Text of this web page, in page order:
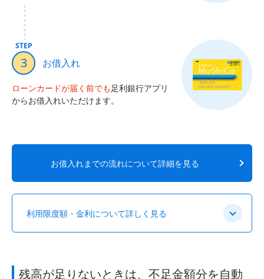
STEP
3 お借入れ
ローンカードが届く前でも足利銀行アプリ
からお借入れいただけます。
お借入れまでの流れについて詳細を見る
利用限度額・金利について詳しく見る
残高が足りないときは、不足金額分を自動